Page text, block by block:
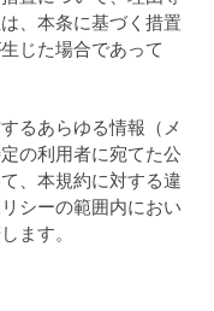
、本条に基づく措置
じた場合であって
るあらゆる情報（メ
の利用者に宛てた公
、本規約に対する違
シーの範囲内におい
ます。